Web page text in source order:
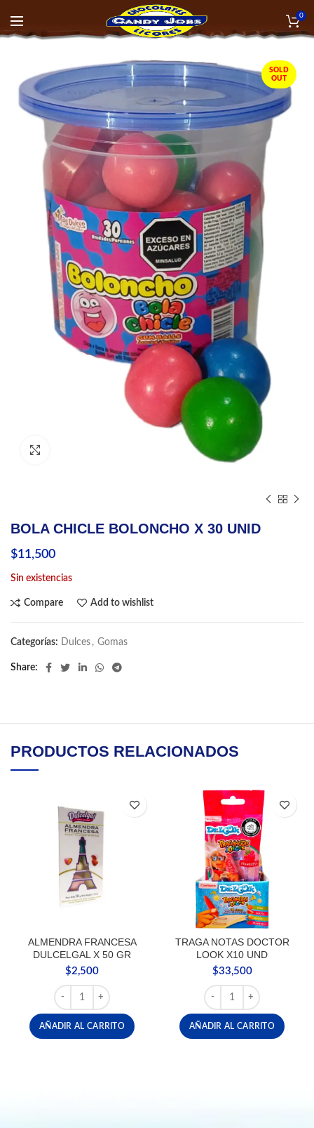
0
SOLD
OUT
BOLA CHICLE BOLONCHO X 30 UNID
$11,500
Sin existencias
Compare Add to wishlist
Categorías: Dulces , Gomas
Share
PRODUCTOS RELACIONADOS
ALMENDRA FRANCESA
DULCELGAL X 50 GR
$2,500
ALMENDRA FRANCESA DULCELGAL X 50 GR cantidad
AÑADIR AL CARRITO
TRAGA NOTAS DOCTOR
LOOK X10 UND
$33,500
TRAGA NOTAS
AÑADIR AL CARRITO